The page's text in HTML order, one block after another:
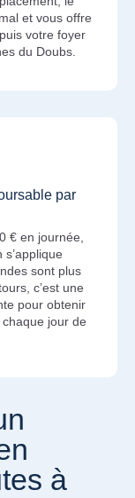
et vous offre
votre foyer
du Doubs.
par
€ en journée,
sont plus
c’est une
pour obtenir
jour de
à